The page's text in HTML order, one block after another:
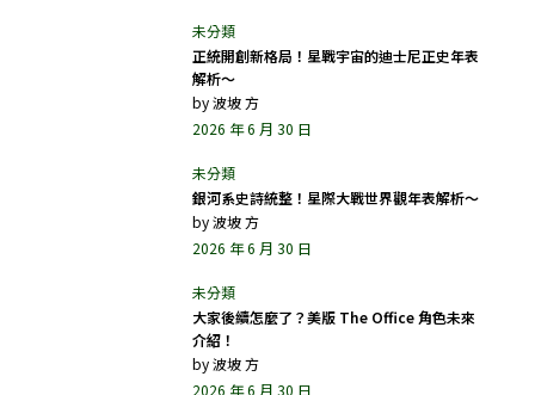
正統開創新格局！星戰宇宙的迪士尼正史年表
解析～
by波坡 方
2026 年 6 月 30 日
銀河系史詩統整！星際大戰世界觀年表解析～
by波坡 方
2026 年 6 月 30 日
大家後續怎麼了？美版 The Office 角色未來
介紹！
by波坡 方
2026 年 6 月 30 日